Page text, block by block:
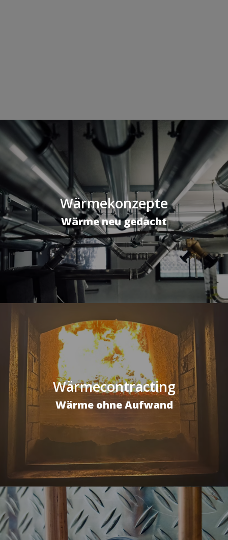
Wärmekonzepte
Wärme neu gedacht
Wärmecontracting
Wärme ohne Aufwand